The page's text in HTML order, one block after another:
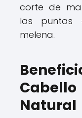
corte de
las puntas
melena.
Natural